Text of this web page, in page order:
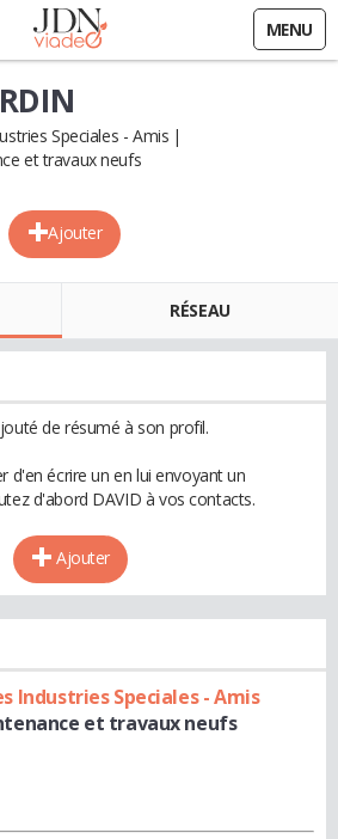
MENU
Ajouter
Speciales - Amis
et travaux neufs
RÉSEAU
de résumé à son profil.
d'en écrire un en lui envoyant un
d'abord DAVID à vos contacts.
Ajouter
Industries Speciales - Amis
et travaux neufs